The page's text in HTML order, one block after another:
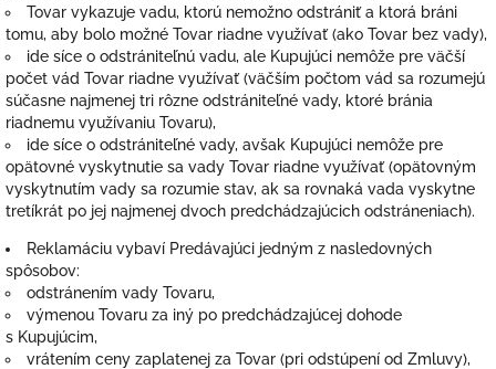
Tovar vykazuje vadu, ktorú nemožno odstrániť a ktorá bráni
tomu, aby bolo možné Tovar riadne využívať (ako Tovar bez vady),
ide síce o odstrániteľnú vadu, ale Kupujúci nemôže pre väčší
počet vád Tovar riadne využívať (väčším počtom vád sa rozumejú
súčasne najmenej tri rôzne odstrániteľné vady, ktoré bránia
riadnemu využívaniu Tovaru),
ide síce o odstrániteľné vady, avšak Kupujúci nemôže pre
opätovné vyskytnutie sa vady Tovar riadne využívať (opätovným
vyskytnutím vady sa rozumie stav, ak sa rovnaká vada vyskytne
tretíkrát po jej najmenej dvoch predchádzajúcich odstráneniach).
Reklamáciu vybaví Predávajúci jedným z nasledovných
spôsobov:
odstránením vady Tovaru,
výmenou Tovaru za iný po predchádzajúcej dohode
s Kupujúcim,
vrátením ceny zaplatenej za Tovar (pri odstúpení od Zmluvy),